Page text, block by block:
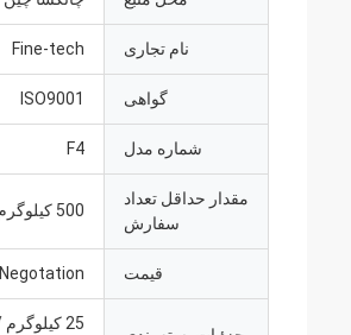
نام تجاری Fine-tech
گواهی ISO9001
شماره مدل F4
مقدار حداقل تعداد
سفارش
500 کیلوگرم
قیمت Negotation